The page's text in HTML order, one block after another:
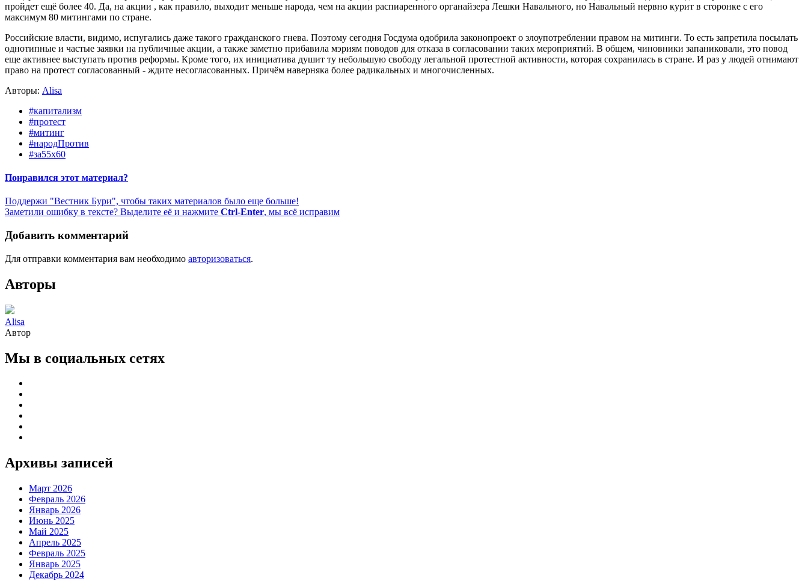
пройдет ещё более 40. Да, на акции , как правило, выходит меньше народа, чем на акции распиаренного органайзера Лешки Навального, но Навальный нервно курит в сторонке с его
максимум 80 митингами по стране.
Российские власти, видимо, испугались даже такого гражданского гнева. Поэтому сегодня Госдума одобрила законопроект о злоупотреблении правом на митинги. То есть запретила посылать
однотипные и частые заявки на публичные акции, а также заметно прибавила мэриям поводов для отказа в согласовании таких мероприятий. В общем, чиновники запаниковали, это повод
еще активнее выступать против реформы. Кроме того, их инициатива душит ту небольшую свободу легальной протестной активности, которая сохранилась в стране. И раз у людей отнимают
право на протест согласованный - ждите несогласованных. Причём наверняка более радикальных и многочисленных.
Авторы: Alisa
#капитализм
#протест
#митинг
#народПротив
#за55х60
Понравился этот материал?
Поддержи "Вестник Бури", чтобы таких материалов было еще больше!
Заметили ошибку в тексте? Выделите её и нажмите Ctrl-Enter, мы всё исправим
Добавить комментарий
Для отправки комментария вам необходимо авторизоваться.
Авторы
Alisa
Автор
Мы в социальных сетях
Архивы записей
Март 2026
Февраль 2026
Январь 2026
Июнь 2025
Май 2025
Апрель 2025
Февраль 2025
Январь 2025
Декабрь 2024